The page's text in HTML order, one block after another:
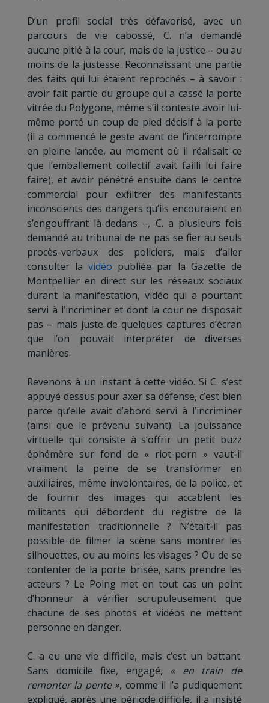
D’un profil social très défavorisé, avec un
parcours de vie cabossé, C. n’a demandé
aucune pitié à la cour, mais de la justice – ou au
moins de la justesse. Reconnaissant une partie
des faits qui lui étaient reprochés – à savoir :
avoir fait partie du groupe qui a cassé la porte
vitrée du Polygone, même s’il conteste avoir lui-
même porté un coup de pied décisif à la porte
(il a commencé le geste avant de l’interrompre
en pleine lancée, au moment où il réalisait ce
que l’emballement collectif avait failli lui faire
faire), et avoir pénétré ensuite dans le centre
commercial pour exfiltrer des manifestants
inconscients des dangers qu’ils encouraient en
s’engouffrant là-dedans –, C. a plusieurs fois
demandé au tribunal de ne pas se fier au seuls
procès-verbaux des policiers, mais d’aller
consulter la vidéo publiée par la Gazette de
Montpellier en direct sur les réseaux sociaux
durant la manifestation, vidéo qui a pourtant
servi à l’incriminer et dont la cour ne disposait
pas – mais juste de quelques captures d’écran
que l’on pouvait interpréter de diverses
manières.
Revenons à un instant à cette vidéo. Si C. s’est
appuyé dessus pour axer sa défense, c’est bien
parce qu’elle avait d’abord servi à l’incriminer
(ainsi que le prévenu suivant). La jouissance
virtuelle qui consiste à s’offrir un petit buzz
éphémère sur fond de « riot-porn » vaut-il
vraiment la peine de se transformer en
auxiliaires, même involontaires, de la police, et
de fournir des images qui accablent les
militants qui débordent du registre de la
manifestation traditionnelle ? N’était-il pas
possible de filmer la scène sans montrer les
silhouettes, ou au moins les visages ? Ou de se
contenter de la porte brisée, sans prendre les
acteurs ? Le Poing met en tout cas un point
d’honneur à vérifier scrupuleusement que
chacune de ses photos et vidéos ne mettent
personne en danger.
C. a eu une vie difficile, mais c’est un battant.
Sans domicile fixe, engagé, « en train de
remonter la pente », comme il l’a pudiquement
expliqué, après une période difficile, il a insisté